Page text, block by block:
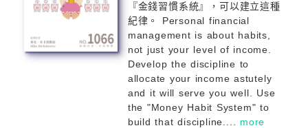
『金錢習慣系統』，可以建立這種
紀律。 Personal financial
management is about habits,
not just your level of income.
Develop the discipline to
allocate your income astutely
and it will serve you well. Use
the "Money Habit System" to
build that discipline.... more